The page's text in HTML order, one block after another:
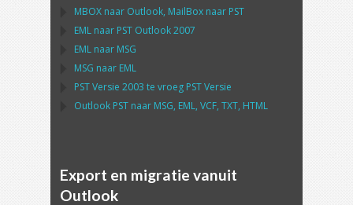
MBOX naar Outlook, MailBox naar PST
EML naar PST Outlook2007
EML naar MSG
MSG naar EML
PSTVersie 2003 te vroeg PSTVersie
Outlook PST naar MSG, EML, VCF, TXT, HTML
Export en migratie vanuit
Outlook